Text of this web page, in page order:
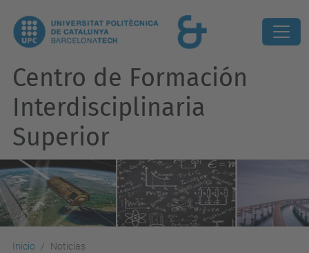
Centro de Formación
Interdisciplinaria
Superior
Inicio Noticias